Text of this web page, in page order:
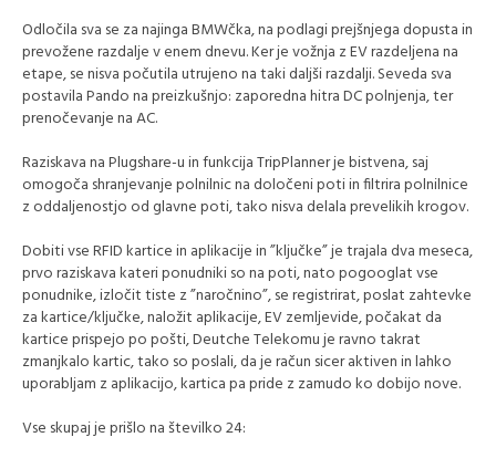
Odločila sva se za najinga BMWčka, na podlagi prejšnjega dopusta in
prevožene razdalje v enem dnevu. Ker je vožnja z EV razdeljena na
etape, se nisva počutila utrujeno na taki daljši razdalji. Seveda sva
postavila Pando na preizkušnjo: zaporedna hitra DC polnjenja, ter
prenočevanje na AC.
Raziskava na Plugshare-u in funkcija TripPlanner je bistvena, saj
omogoča shranjevanje polnilnic na določeni poti in filtrira polnilnice
z oddaljenostjo od glavne poti, tako nisva delala prevelikih krogov.
Dobiti vse RFID kartice in aplikacije in ”ključke” je trajala dva meseca,
prvo raziskava kateri ponudniki so na poti, nato pogooglat vse
ponudnike, izločit tiste z ”naročnino”, se registrirat, poslat zahtevke
za kartice/ključke, naložit aplikacije, EV zemljevide, počakat da
kartice prispejo po pošti, Deutche Telekomu je ravno takrat
zmanjkalo kartic, tako so poslali, da je račun sicer aktiven in lahko
uporabljam z aplikacijo, kartica pa pride z zamudo ko dobijo nove.
Vse skupaj je prišlo na številko 24: